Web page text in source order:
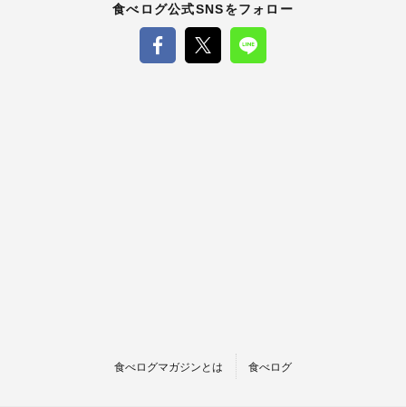
食べログ公式SNSをフォロー
食べログマガジンとは 食べログ